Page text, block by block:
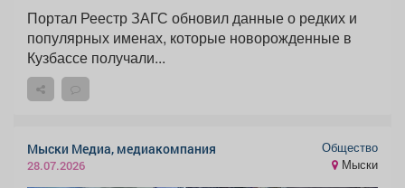
Портал Реестр ЗАГС обновил данные о редких и
популярных именах, которые новорожденные в
Кузбассе получали...
Мыски Медиа, медиакомпания
28.07.2026
Общество
Мыски